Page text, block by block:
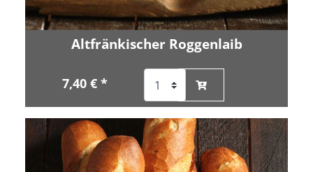
Altfränkischer Roggenlaib
7,40 € *